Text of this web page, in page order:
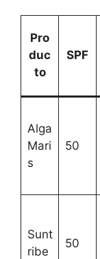
Pro
duc
to
SPF
Alga
Mari
s
50
Sunt
ribe
50